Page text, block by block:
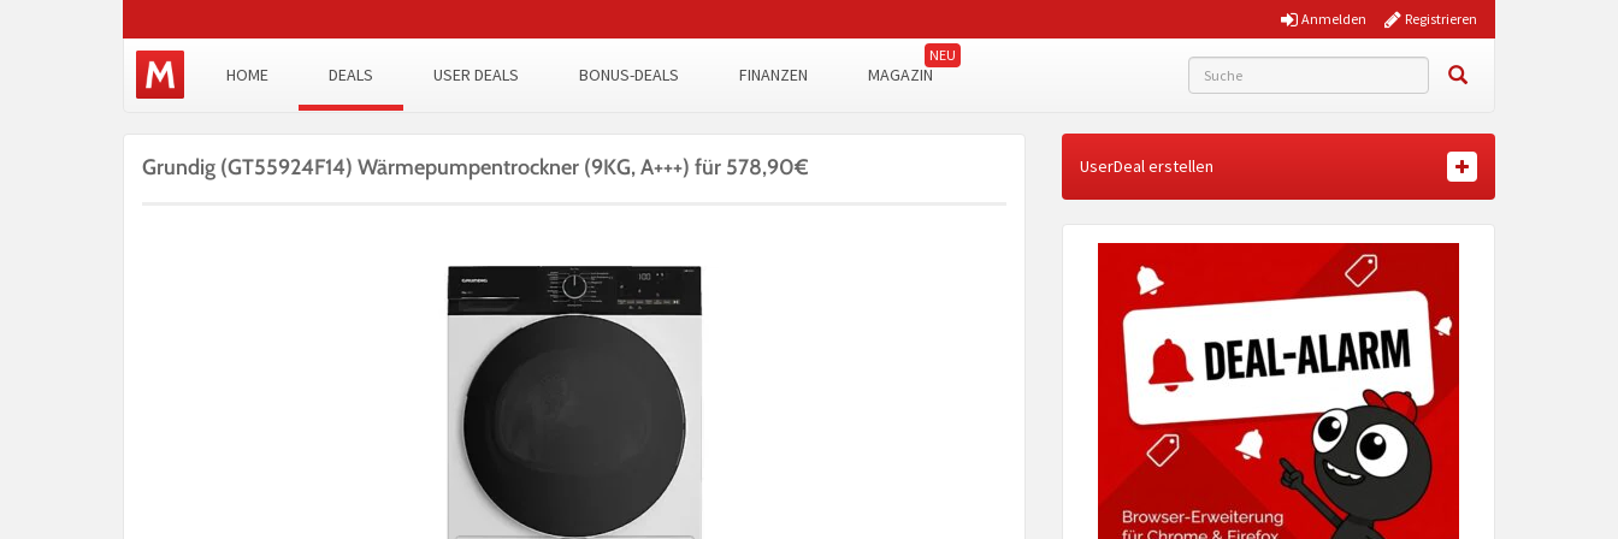
Registrieren
Anmelden
HOME DEALS USER DEALS BONUS-DEALS FINANZEN MAGAZIN
Grundig (GT55924F14) Wärmepumpentrockner (9KG, A+++) für 578,90€ UserDeal erstellen